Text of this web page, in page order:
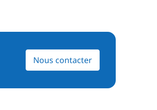
Nous contacter